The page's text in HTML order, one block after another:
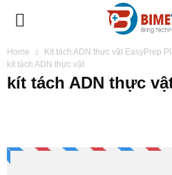
BIMETECH
Home
Kít tách ADN thực vật EasyPrep
kít tách ADN thực vật
kít tách ADN thực